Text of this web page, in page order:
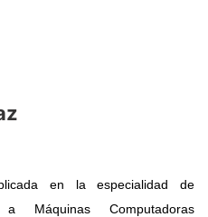
en la especialidad de
a Máquinas Computadoras